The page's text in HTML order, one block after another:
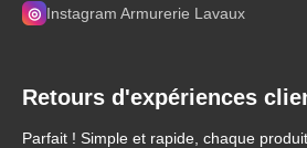
◎ Instagram Armurerie Lavaux
Retours d'expériences
Parfait ! Simple et rapide, chaque